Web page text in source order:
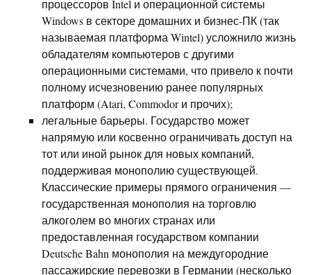
процессоров Intel и операционной системы
Windows в секторе домашних и бизнес-ПК (так
называемая платформа Wintel) усложнило жизнь
обладателям компьютеров с другими
операционными системами, что привело к почти
полному исчезновению ранее популярных
платформ (Atari, Commodor и прочих);
легальные барьеры. Государство может
напрямую или косвенно ограничивать доступ на
тот или иной рынок для новых компаний,
поддерживая монополию существующей.
Классические примеры прямого ограничения —
государственная монополия на торговлю
алкоголем во многих странах или
предоставленная государством компании
Deutsche Bahn монополия на междугородние
пассажирские перевозки в Германии (несколько